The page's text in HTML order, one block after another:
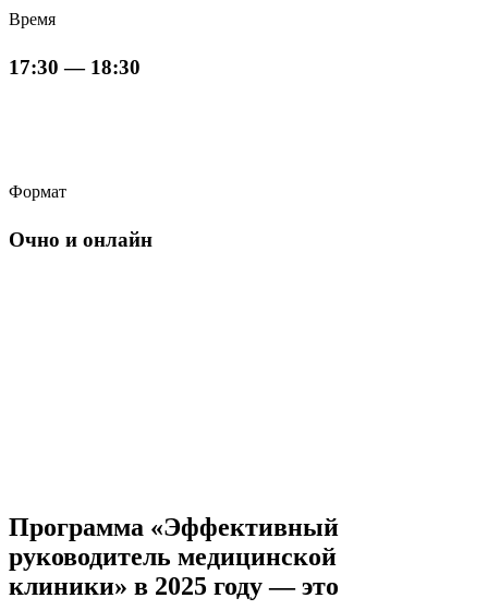
Время
17:30 — 18:30
Формат
Очно и онлайн
Программа «Эффективный
руководитель медицинской
клиники» в 2025 году — это